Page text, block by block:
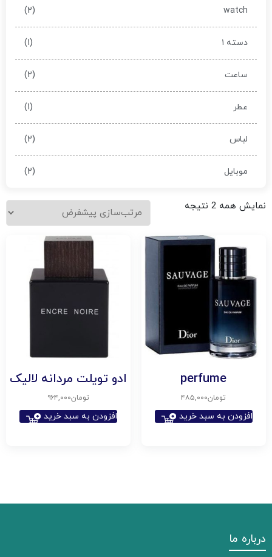
watch (۲)
دسته ۱ (۱)
ساعت (۲)
عطر (۱)
لباس (۲)
موبایل (۲)
نمایش همه 2 نتیجه
perfume
تومان۴۸۵,۰۰۰
افزودن به سبد خرید
ادو تویلت مردانه لالیک
تومان۹۶۴,۰۰۰
افزودن به سبد خرید
درباره ما